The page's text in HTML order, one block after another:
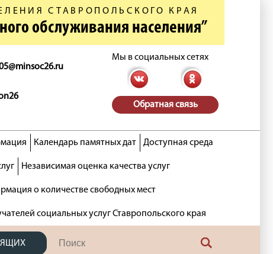
СТАВРОПОЛЬСКОГО КРАЯ
обслуживания населения”
Мы в социальных сетях
Обратная связь
Календарь памятных дат Доступная среда
Независимая оценка качества услуг
о количестве свободных мест
социальных услуг Ставропольского края